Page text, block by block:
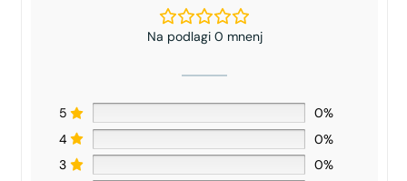
Na podlagi 0 mnenj
5
0%
4
0%
3
0%